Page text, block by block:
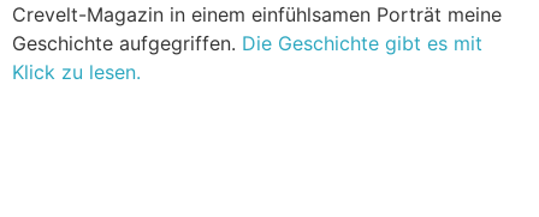
Crevelt-Magazin in einem einfühlsamen Porträt meine
Geschichte aufgegriffen. Die Geschichte gibt es mit
Klick zu lesen.